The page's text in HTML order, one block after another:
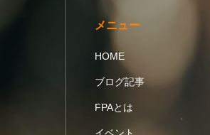
メニュー
HOME
ブログ記事
FPAとは